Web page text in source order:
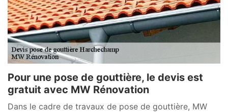
Pour une pose de gouttière, le devis est
gratuit avec MW Rénovation
Dans le cadre de travaux de pose de gouttière, MW